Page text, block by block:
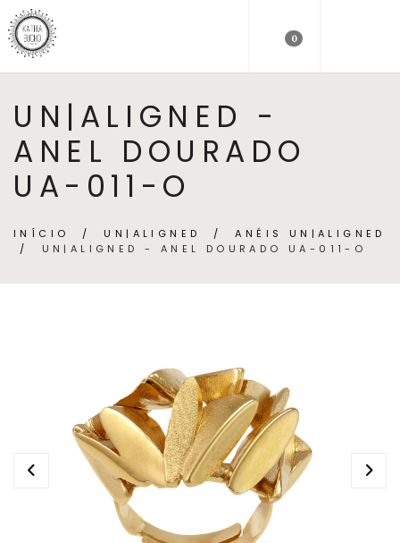
0
UN|ALIGNED -
ANEL DOURADO
UA-011-O
INÍCIO / UN|ALIGNED /ANÉIS UN|ALIGNED
/ UN|ALIGNED - ANEL DOURADO UA-011-O